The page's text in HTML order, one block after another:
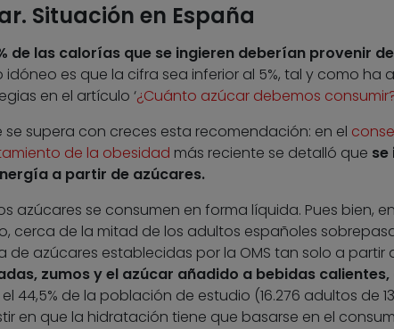
Situación en España
de las calorías que se ingieren deberían provenir de
idóneo es que la cifra sea inferior al 5%, tal y como ha
en el artículo ‘¿Cuánto azúcar debemos
se supera con creces esta recomendación: en el
de la obesidad más reciente se detalló que se
a partir de azúcares.
azúcares se consumen en forma líquida. Pues bien,
cerca de la mitad de los adultos españoles
azúcares establecidas por la OMS tan solo a partir
zumos y el azúcar añadido a bebidas
44,5% de la población de estudio (16.276 adultos de
en que la hidratación tiene que basarse en el